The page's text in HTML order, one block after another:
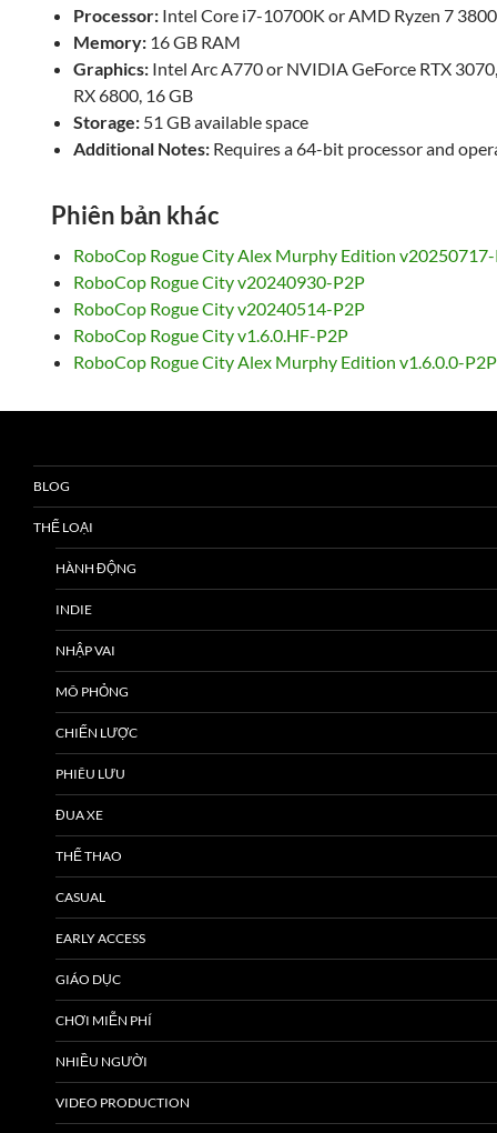
Processor: Intel Core i7-10700K or AMD Ryzen 7
Memory: 16 GB RAM
Graphics: Intel Arc A770 or NVIDIA GeForce RTX
RX 6800, 16 GB
Storage: 51 GB available space
Additional Notes: Requires a 64-bit processor and
Phiên bản khác
RoboCop Rogue City Alex Murphy Edition
RoboCop Rogue City v20240930-P2P
RoboCop Rogue City v20240514-P2P
RoboCop Rogue City v1.6.0.HF-P2P
RoboCop Rogue City Alex Murphy Edition v1.6.0.0-P2P
BLOG
THỂ LOẠI
HÀNH ĐỘNG
INDIE
NHẬP VAI
MÔ PHỎNG
CHIẾN LƯỢC
PHIÊU LƯU
ĐUA XE
THỂ THAO
CASUAL
EARLY ACCESS
GIÁO DỤC
CHƠI MIỄN PHÍ
NHIỀU NGƯỜI
VIDEO PRODUCTION